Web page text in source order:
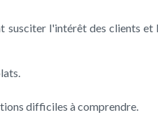
l'intérêt des clients
difficiles à comprendre.